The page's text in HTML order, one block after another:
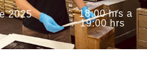
2025
- 18:00 hrs a
19:00 hrs